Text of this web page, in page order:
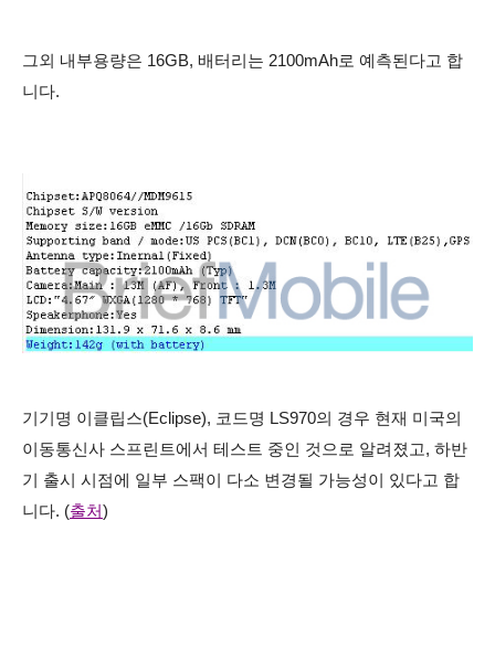
그외 내부용량은 16GB, 배터리는 2100mAh로 예측된다고 합
니다.
기기명 이클립스(Eclipse), 코드명 LS970의 경우 현재 미국의
이동통신사 스프린트에서 테스트 중인 것으로 알려졌고, 하반
기 출시 시점에 일부 스팩이 다소 변경될 가능성이 있다고 합
니다. (출처)